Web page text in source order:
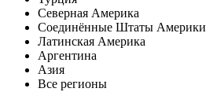
Северная Америка
Соединённые Штаты Америки
Латинская Америка
Аргентина
Азия
Все регионы